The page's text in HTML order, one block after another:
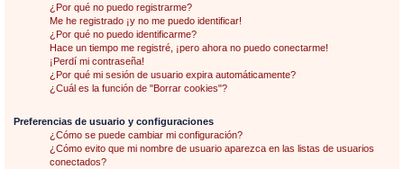
¿Por qué no puedo registrarme?
Me he registrado ¡y no me puedo identificar!
¿Por qué no puedo identificarme?
Hace un tiempo me registré, ¡pero ahora no puedo conectarme!
¡Perdí mi contraseña!
¿Por qué mi sesión de usuario expira automáticamente?
¿Cuál es la función de "Borrar cookies"?
Preferencias de usuario y configuraciones
¿Cómo se puede cambiar mi configuración?
¿Cómo evito que mi nombre de usuario aparezca en las listas de usuarios
conectados?